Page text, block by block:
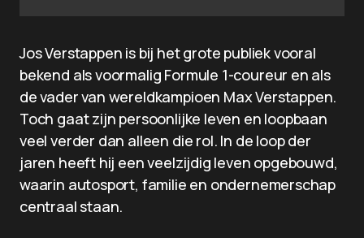
Jos Verstappen is bij het grote publiek vooral
bekend als voormalig Formule 1-coureur en als
de vader van wereldkampioen Max Verstappen.
Toch gaat zijn persoonlijke leven en loopbaan
veel verder dan alleen die rol. In de loop der
jaren heeft hij een veelzijdig leven opgebouwd,
waarin autosport, familie en ondernemerschap
centraal staan.